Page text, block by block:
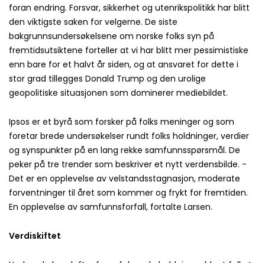
foran endring. Forsvar, sikkerhet og utenrikspolitikk har blitt
den viktigste saken for velgerne. De siste
bakgrunnsundersøkelsene om norske folks syn på
fremtidsutsiktene forteller at vi har blitt mer pessimistiske
enn bare for et halvt år siden, og at ansvaret for dette i
stor grad tillegges Donald Trump og den urolige
geopolitiske situasjonen som dominerer mediebildet.
Ipsos er et byrå som forsker på folks meninger og som
foretar brede undersøkelser rundt folks holdninger, verdier
og synspunkter på en lang rekke samfunnsspørsmål. De
peker på tre trender som beskriver et nytt verdensbilde. -
Det er en opplevelse av velstandsstagnasjon, moderate
forventninger til året som kommer og frykt for fremtiden.
En opplevelse av samfunnsforfall, fortalte Larsen.
Verdiskiftet